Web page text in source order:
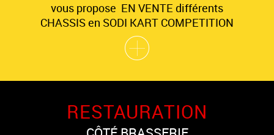
vous propose EN VENTE différents
CHASSIS en SODI KART COMPETITION
RESTAURATION